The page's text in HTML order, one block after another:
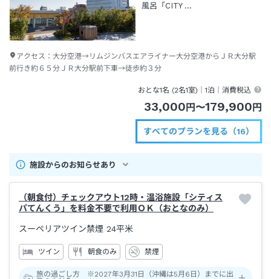
風呂「CITY …
アクセス： 大分空港→リムジンバスエアライナー大分空港からＪＲ大分駅
前行き約６５分ＪＲ大分駅前下車→徒歩約３分
おとな1名 (2名1室)｜1泊 ｜消費税込
33,000 円 〜179,900 円
すべてのプランを見る（16）
施設からのお知らせあり
（朝食付）チェックアウト12時・温浴施設「シティス
パてんくう」を料金不要で利用ＯＫ（おとなのみ）
スーペリアツイン禁煙 24平米
ツイン 朝食のみ 禁煙
旅の過ごし方 ※2027年3月31日（沖縄は5月6日）までに出